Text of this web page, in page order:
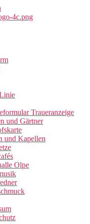
Traueranzeige
und Gärtner
und Kapellen
Olpe